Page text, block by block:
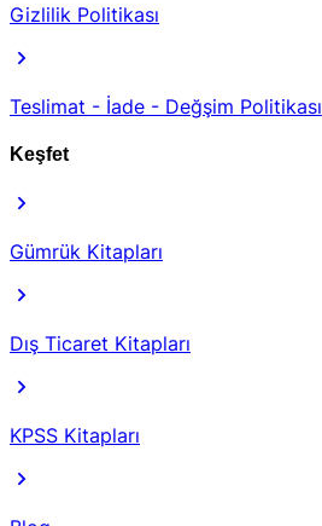
Gizlilik Politikası
Teslimat - İade - Değşim Politikası
Keşfet
Gümrük Kitapları
Dış Ticaret Kitapları
KPSS Kitapları